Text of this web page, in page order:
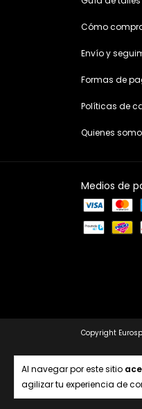
Al navegar por este sitio
agilizar tu experiencia de
Cómo
Envío y
Formas de
Políticas de
Quienes
Medios de
Copyright